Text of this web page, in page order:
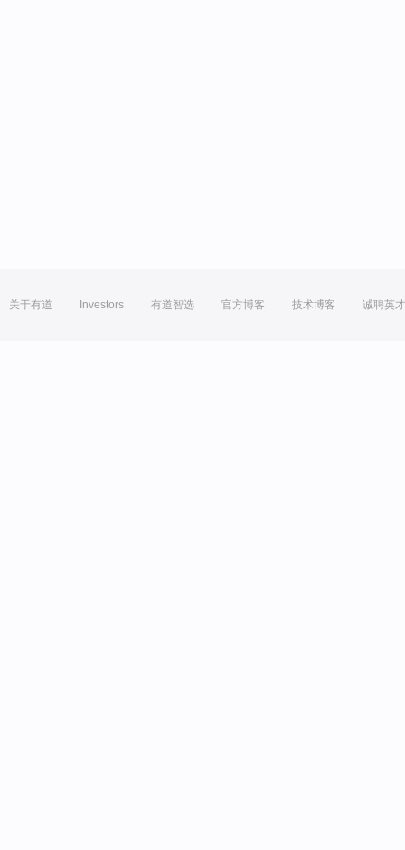
关于有道 Investors 有道智选 官方博客 技术博客 诚聘英才